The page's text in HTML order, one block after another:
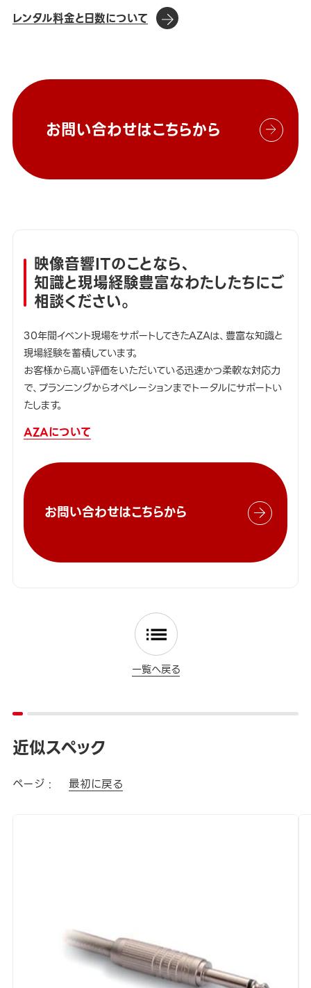
レンタル料金と日数について
お問い合わせはこちらから
映像音響ITのことなら、
知識と現場経験豊富なわたしたちにご
相談ください。
30年間イベント現場をサポートしてきたAZAは、豊富な知識と
現場経験を蓄積しています。
お客様から高い評価をいただいている迅速かつ柔軟な対応力
で、プランニングからオペレーションまでトータルにサポートい
たします。
AZAについて
お問い合わせはこちらから
一覧へ戻る
近似スペック
ページ : 最初に戻る